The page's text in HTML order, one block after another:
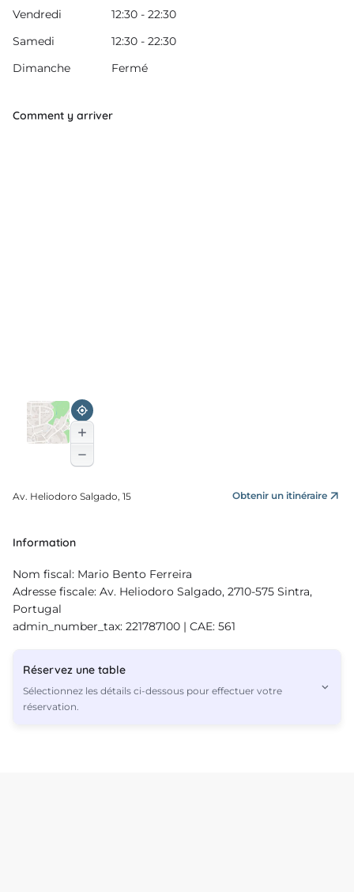
Vendredi
12:30 - 22:30
Samedi
12:30 - 22:30
Dimanche
Fermé
Comment y arriver
Av. Heliodoro Salgado, 15 Obtenir un itinéraire
Information
Nom fiscal: Mario Bento Ferreira
Adresse fiscale: Av. Heliodoro Salgado, 2710-575 Sintra,
Portugal
admin_number_tax: 221787100 | CAE: 561
Réservez une table
Sélectionnez les détails ci-dessous pour effectuer votre
réservation.